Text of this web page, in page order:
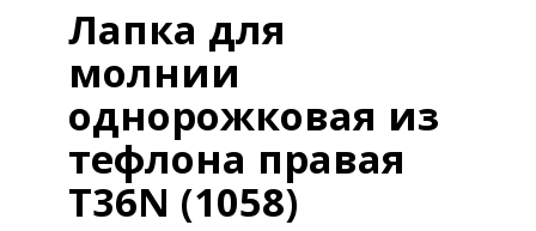
Лапка для
молнии
однорожковая из
тефлона правая
T36N (1058)